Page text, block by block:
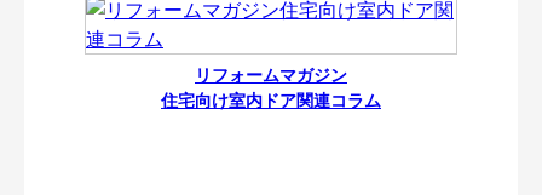
リフォームマガジン
住宅向け室内ドア関連コラム